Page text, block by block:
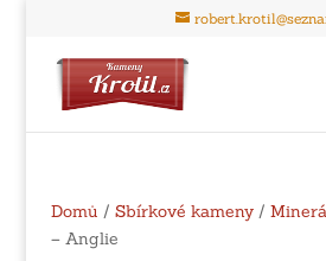
Domů / Sbírkové kameny/
– Anglie